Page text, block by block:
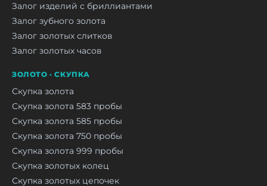
Залог изделий с бриллиантами
Залог зубного золота
Залог золотых слитков
Залог золотых часов
ЗОЛОТО · СКУПКА
Скупка золота
Скупка золота 583 пробы
Скупка золота 585 пробы
Скупка золота 750 пробы
Скупка золота 999 пробы
Скупка золотых колец
Скупка золотых цепочек